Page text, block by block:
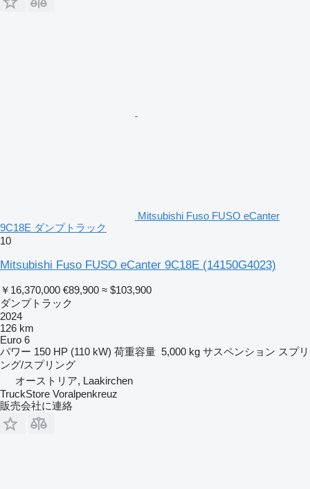
Mitsubishi Fuso FUSO eCanter
9C18E ダンプトラック
10
Mitsubishi Fuso FUSO eCanter 9C18E (14150G4023)
￥16,370,000 €89,900 ≈ $103,900
ダンプトラック
2024
126 km
Euro 6
パワー 150 HP (110 kW) 荷重容量 5,000 kg サスペンション スプリ
ング/スプリング
オーストリア, Laakirchen
TruckStore Voralpenkreuz
販売会社に連絡